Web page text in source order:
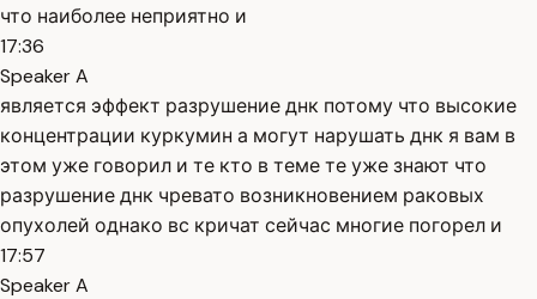
что наиболее неприятно и
17:36
Speaker A
является эффект разрушение днк потому что высокие
концентрации куркумин а могут нарушать днк я вам в
этом уже говорил и те кто в теме те уже знают что
разрушение днк чревато возникновением раковых
опухолей однако вс кричат сейчас многие погорел и
17:57
Speaker A